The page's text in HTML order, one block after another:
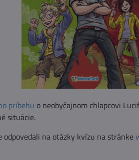
príbehu o neobyčajnom chlapcovi
situácie.
na otázky kvízu na stránke